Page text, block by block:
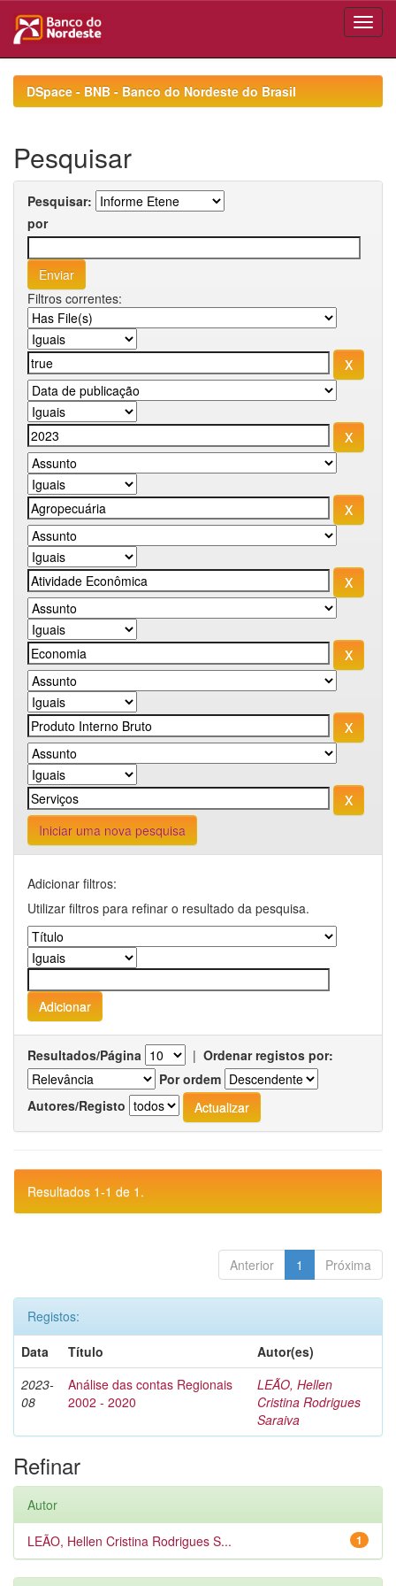
navigationDSpace - BNB - Banco do Nordeste do Brasil
Pesquisar
Pesquisar:
por
Filtros correntes:
Iniciar uma nova pesquisa
Adicionar filtros:
Utilizar filtros para refinar o resultado da pesquisa.
Resultados/Página | Ordenar registos por:
Por ordem
Autores/Registo
Resultados 1-1 de 1.
Anterior 1 Próxima
Registos:
Data
Título
Autor(es)
2023-
08
Análise das contas Regionais
2002 - 2020
LEÃO, Hellen
Cristina Rodrigues
Saraiva
Refinar
Autor
1
LEÃO, Hellen Cristina Rodrigues S...